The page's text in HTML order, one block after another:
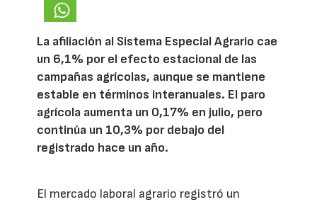
La afiliación al Sistema Especial Agrario cae
un 6,1% por el efecto estacional de las
campañas agrícolas, aunque se mantiene
estable en términos interanuales. El paro
agrícola aumenta un 0,17% en julio, pero
continúa un 10,3% por debajo del
registrado hace un año.
El mercado laboral agrario registró un